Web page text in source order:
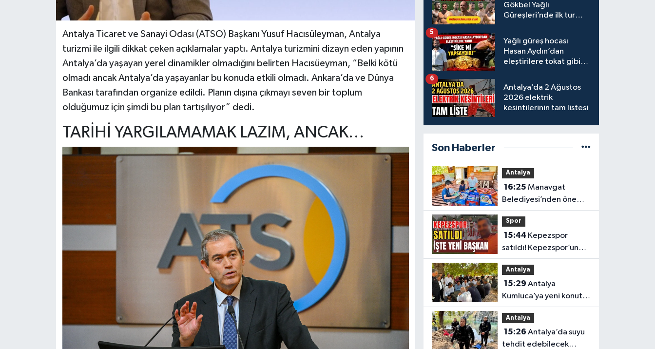
Antalya Ticaret ve Sanayi Odası (ATSO) Başkanı Yusuf Hacısüleyman, Antalya
turizmi ile ilgili dikkat çeken açıklamalar yaptı. Antalya turizmini dizayn eden yapının
Antalya’da yaşayan yerel dinamikler olmadığını belirten Hacısüeyman, “Belki kötü
olmadı ancak Antalya’da yaşayanlar bu konuda etkili olmadı. Ankara’da ve Dünya
Bankası tarafından organize edildi. Planın dışına çıkmayı seven bir toplum
olduğumuz için şimdi bu plan tartışılıyor” dedi.
TARİHİ YARGILAMAMAK LAZIM, ANCAK…
Gökbel Yağlı
Güreşleri’nde ilk tur
Yağlı güreş hocası
Hasan Aydın’dan
eleştirilere tokat gibi
5
Antalya’da 2 Ağustos
2026 elektrik
kesintilerinin tam listesi
6
Son Haberler
Antalya
16:25
Belediyesi’nden önemli
eğitim
Spor
15:44
satıldı! Kepezspor’un
yeni başkanı kim? İşte
yeni başkan
Antalya
15:29
Kumluca’ya yeni konut
müjdesi
Antalya
15:26
tehdit edebilecek